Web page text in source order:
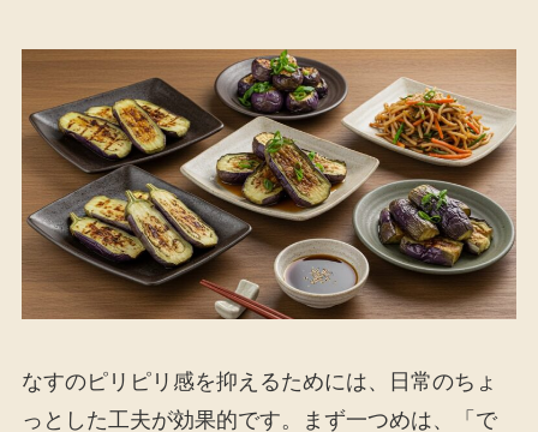
なすのピリピリ感を抑えるためには、日常のちょ
っとした工夫が効果的です。まず一つめは、「で